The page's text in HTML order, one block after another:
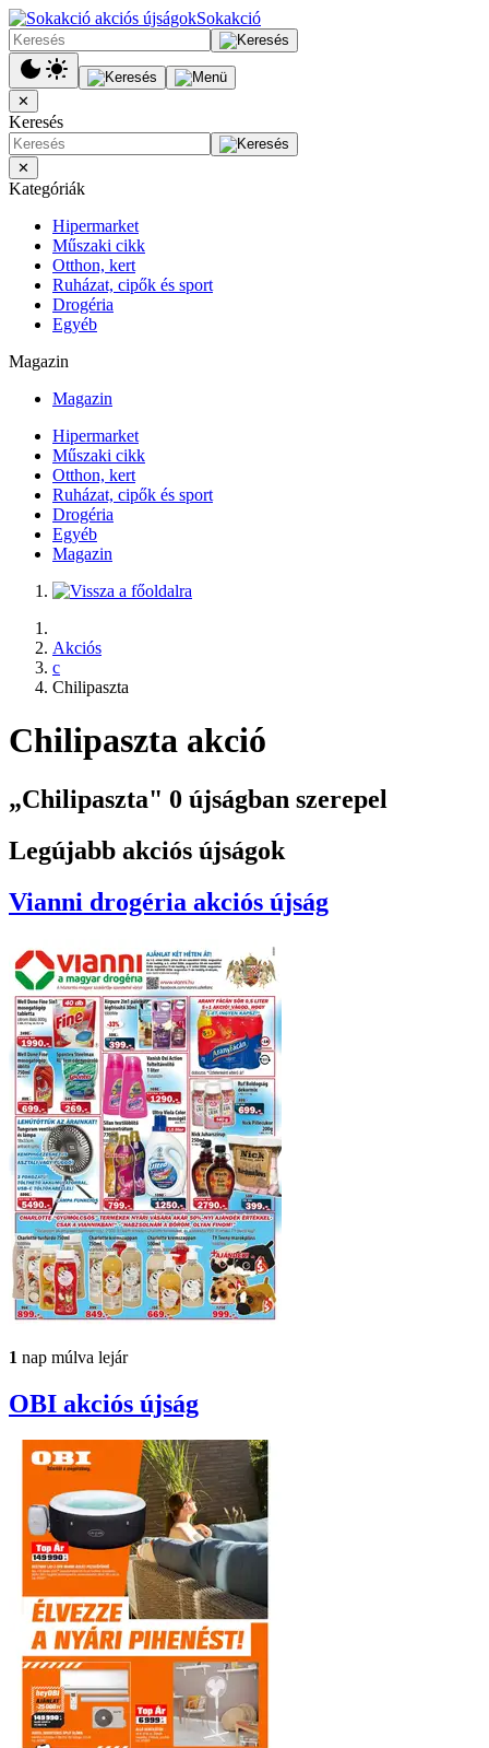
Sokakció
✕
Keresés
✕
Kategóriák
Hipermarket
Műszaki cikk
Otthon, kert
Ruházat, cipők és sport
Drogéria
Egyéb
Magazin
Magazin
Hipermarket
Műszaki cikk
Otthon, kert
Ruházat, cipők és sport
Drogéria
Egyéb
Magazin
Akciós
c
Chilipaszta
Chilipaszta akció
„Chilipaszta" 0 újságban szerepel
Legújabb akciós újságok
Vianni drogéria akciós újság
1 nap múlva lejár
OBI akciós újság